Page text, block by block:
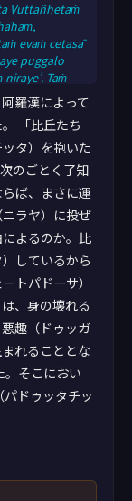
Vuttañhetaṁ
evaṁ cetasā
puggalo
Taṁ
duggatiṁ
bhagavā
羅漢によって
「比丘たち
タ）を抱いた
のごとく了知
ば、まさに運
ラヤ）に投ぜ
よるのか。比
しているから
トパドーサ）
、身の壊れる
趣（ドゥッガ
れることとな
。そこにおい
ドゥッタチッ